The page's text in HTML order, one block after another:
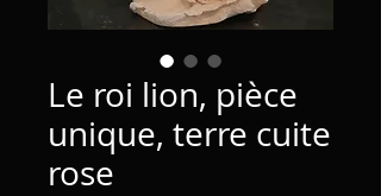
Le roi lion, pièce
unique, terre cuite
rose